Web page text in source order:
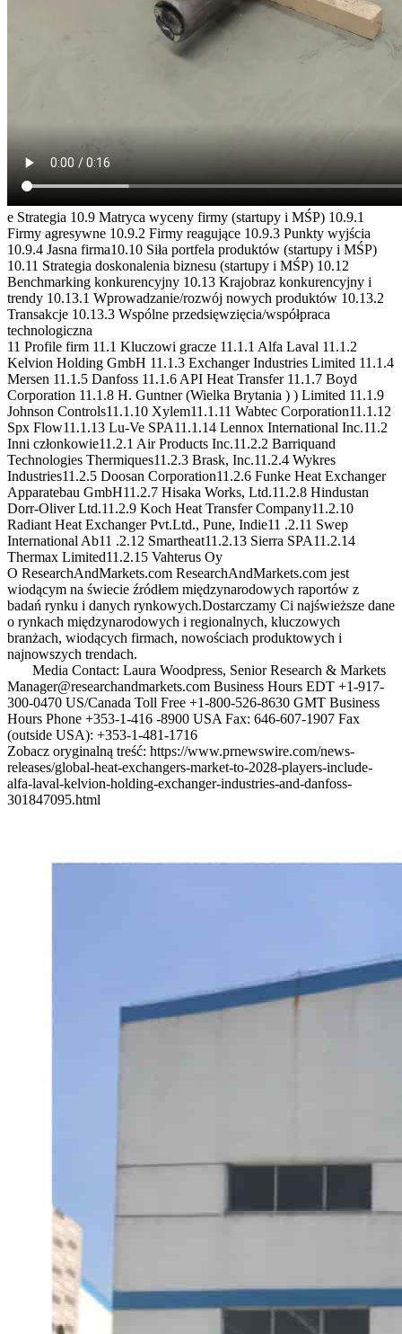
e Strategia 10.9 Matryca wyceny firmy (startupy i MŚP) 10.9.1
Firmy agresywne 10.9.2 Firmy reagujące 10.9.3 Punkty wyjścia
10.9.4 Jasna firma10.10 Siła portfela produktów (startupy i MŚP)
10.11 Strategia doskonalenia biznesu (startupy i MŚP) 10.12
Benchmarking konkurencyjny 10.13 Krajobraz konkurencyjny i
trendy 10.13.1 Wprowadzanie/rozwój nowych produktów 10.13.2
Transakcje 10.13.3 Wspólne przedsięwzięcia/współpraca
technologiczna
11 Profile firm 11.1 Kluczowi gracze 11.1.1 Alfa Laval 11.1.2
Kelvion Holding GmbH 11.1.3 Exchanger Industries Limited 11.1.4
Mersen 11.1.5 Danfoss 11.1.6 API Heat Transfer 11.1.7 Boyd
Corporation 11.1.8 H. Guntner (Wielka Brytania ) ) Limited 11.1.9
Johnson Controls11.1.10 Xylem11.1.11 Wabtec Corporation11.1.12
Spx Flow11.1.13 Lu-Ve SPA11.1.14 Lennox International Inc.11.2
Inni członkowie11.2.1 Air Products Inc.11.2.2 Barriquand
Technologies Thermiques11.2.3 Brask, Inc.11.2.4 Wykres
Industries11.2.5 Doosan Corporation11.2.6 Funke Heat Exchanger
Apparatebau GmbH11.2.7 Hisaka Works, Ltd.11.2.8 Hindustan
Dorr-Oliver Ltd.11.2.9 Koch Heat Transfer Company11.2.10
Radiant Heat Exchanger Pvt.Ltd., Pune, Indie11 .2.11 Swep
International Ab11 .2.12 Smartheat11.2.13 Sierra SPA11.2.14
Thermax Limited11.2.15 Vahterus Oy
O ResearchAndMarkets.com ResearchAndMarkets.com jest
wiodącym na świecie źródłem międzynarodowych raportów z
badań rynku i danych rynkowych.Dostarczamy Ci najświeższe dane
o rynkach międzynarodowych i regionalnych, kluczowych
branżach, wiodących firmach, nowościach produktowych i
najnowszych trendach.
Media Contact: Laura Woodpress, Senior Research & Markets
Manager@researchandmarkets.com Business Hours EDT +1-917-
300-0470 US/Canada Toll Free +1-800-526-8630 GMT Business
Hours Phone +353-1-416 -8900 USA Fax: 646-607-1907 Fax
(outside USA): +353-1-481-1716
Zobacz oryginalną treść: https://www.prnewswire.com/news-
releases/global-heat-exchangers-market-to-2028-players-include-
alfa-laval-kelvion-holding-exchanger-industries-and-danfoss-
301847095.html